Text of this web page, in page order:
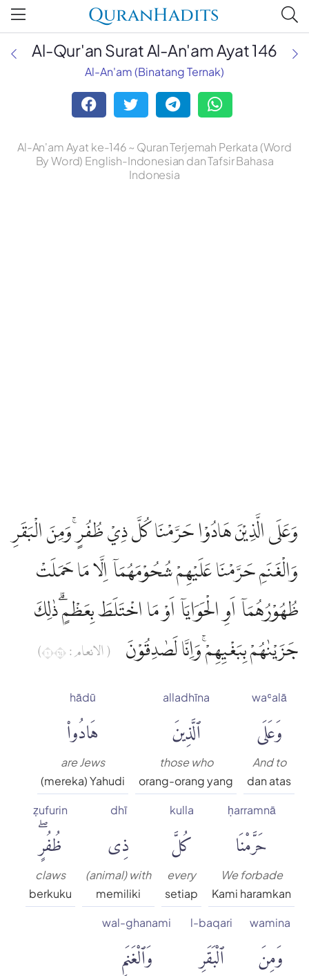
QuranHadits
Al-Qur'an Surat Al-An'am Ayat 146
Al-An'am (Binatang Ternak)
Al-An'am Ayat ke-146 ~ Quran Terjemah Perkata (Word
By Word) English-Indonesian dan Tafsir Bahasa
Indonesia
وَعَلَى الَّذِيْنَ هَادُوْا حَرَّمْنَا كُلَّ ذِيْ ظُفُرٍۚ وَمِنَ الْبَقَرِ
وَالْغَنَمِ حَرَّمْنَا عَلَيْهِمْ شُحُوْمَهُمَآ اِلَّا مَا حَمَلَتْ
ظُهُوْرُهُمَآ اَوِ الْحَوَايَآ اَوْ مَا اخْتَلَطَ بِعَظْمٍۗ ذٰلِكَ
جَزَيْنٰهُمْ بِبَغْيِهِمْۚ وَاِنَّا لَصٰدِقُوْنَ
( الانعام : ١٤٦)
waʿalā
وَعَلَى
And to
dan atas
alladhīna
ٱلَّذِينَ
those who
orang-orang yang
hādū
هَادُوا۟
are Jews
(mereka) Yahudi
ḥarramnā
حَرَّمْنَا
We forbade
Kami haramkan
kulla
كُلَّ
every
setiap
dhī
ذِى
(animal) with
memiliki
ẓufurin
ظُفُرٍۖ
claws
berkuku
wamina
وَمِنَ
l-baqari
ٱلْبَقَرِ
wal-ghanami
وَٱلْغَنَمِ